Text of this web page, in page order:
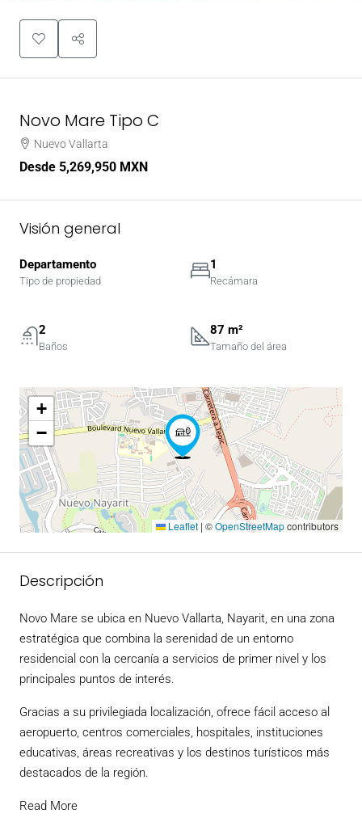
Novo Mare Tipo C
Nuevo Vallarta
Desde 5,269,950 MXN
Visión general
Departamento
Tipo de propiedad
1
Recámara
2
Baños
87 m²
Tamaño del área
+
−
Leaflet | ©OpenStreetMapcontributors
Descripción
Novo Mare se ubica en Nuevo Vallarta, Nayarit, en una zona
estratégica que combina la serenidad de un entorno
residencial con la cercanía a servicios de primer nivel y los
principales puntos de interés.
Gracias a su privilegiada localización, ofrece fácil acceso al
aeropuerto, centros comerciales, hospitales, instituciones
educativas, áreas recreativas y los destinos turísticos más
destacados de la región.
Read More